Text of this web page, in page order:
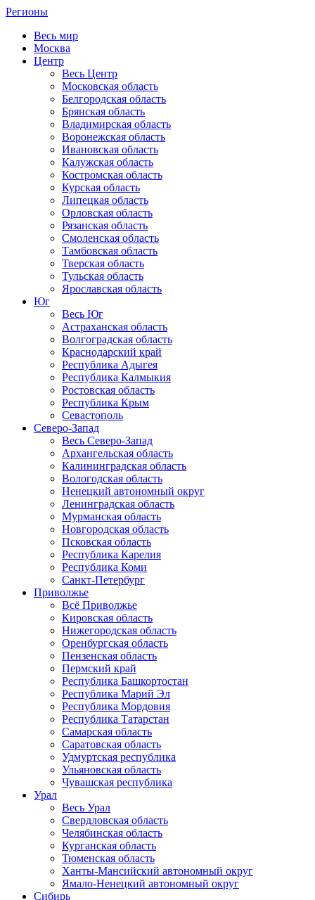
Регионы
Весь мир
Москва
Центр
Весь Центр
Московская область
Белгородская область
Брянская область
Владимирская область
Воронежская область
Ивановская область
Калужская область
Костромская область
Курская область
Липецкая область
Орловская область
Рязанская область
Смоленская область
Тамбовская область
Тверская область
Тульская область
Ярославская область
Юг
Весь Юг
Астраханская область
Волгоградская область
Краснодарский край
Республика Адыгея
Республика Калмыкия
Ростовская область
Республика Крым
Севастополь
Северо-Запад
Весь Северо-Запад
Архангельская область
Калининградская область
Вологодская область
Ненецкий автономный округ
Ленинградская область
Мурманская область
Новгородская область
Псковская область
Республика Карелия
Республика Коми
Санкт-Петербург
Приволжье
Всё Приволжье
Кировская область
Нижегородская область
Оренбургская область
Пензенская область
Пермский край
Республика Башкортостан
Республика Марий Эл
Республика Мордовия
Республика Татарстан
Самарская область
Саратовская область
Удмуртская республика
Ульяновская область
Чувашская республика
Урал
Весь Урал
Свердловская область
Челябинская область
Курганская область
Тюменская область
Ханты-Мансийский автономный округ
Ямало-Ненецкий автономный округ
Сибирь